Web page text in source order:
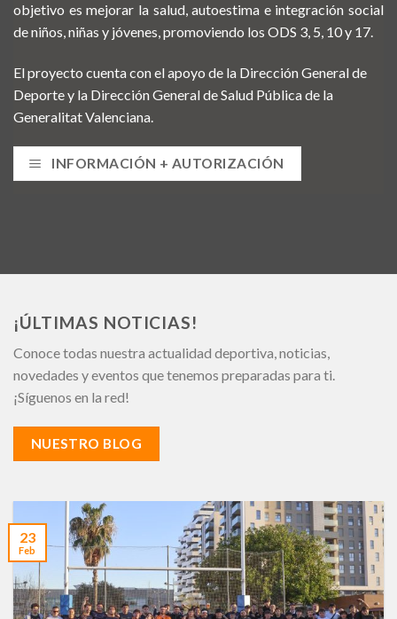
objetivo es mejorar la salud, autoestima e integración social
de niños, niñas y jóvenes, promoviendo los ODS 3, 5, 10 y 17.
El proyecto cuenta con el apoyo de la Dirección General de
Deporte y la Dirección General de Salud Pública de la
Generalitat Valenciana.
INFORMACIÓN + AUTORIZACIÓN
¡ÚLTIMAS NOTICIAS!
Conoce todas nuestra actualidad deportiva, noticias,
novedades y eventos que tenemos preparadas para ti.
¡Síguenos en la red!
NUESTRO BLOG
23
Feb